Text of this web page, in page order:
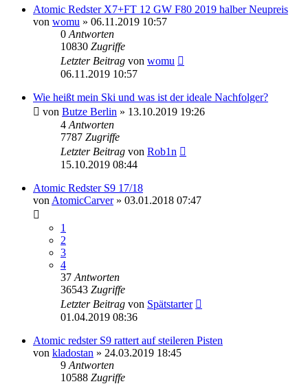
Atomic Redster X7+FT 12 GW F80 2019 halber Neupreis
von womu » 06.11.2019 10:57
0 Antworten
10830 Zugriffe
Letzter Beitrag von womu
06.11.2019 10:57
Wie heißt mein Ski und was ist der ideale Nachfolger?
von Butze Berlin » 13.10.2019 19:26
4 Antworten
7787 Zugriffe
Letzter Beitrag von Rob1n
15.10.2019 08:44
Atomic Redster S9 17/18
von AtomicCarver» 03.01.2018 07:47
1
2
3
4
37 Antworten
36543 Zugriffe
Letzter Beitrag von Spätstarter
01.04.2019 08:36
Atomic redster S9 rattert auf steileren Pisten
von kladostan » 24.03.2019 18:45
9 Antworten
10588 Zugriffe